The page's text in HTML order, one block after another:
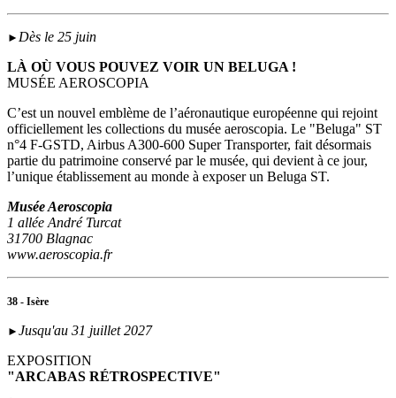
► Dès le 25 juin
LÀ OÙ VOUS POUVEZ VOIR UN BELUGA !
MUSÉE AEROSCOPIA
C’est un nouvel emblème de l’aéronautique européenne qui rejoint
officiellement les collections du musée aeroscopia. Le "Beluga" ST
n°4 F-GSTD, Airbus A300-600 Super Transporter, fait désormais
partie du patrimoine conservé par le musée, qui devient à ce jour,
l’unique établissement au monde à exposer un Beluga ST.
Musée Aeroscopia
1 allée André Turcat
31700 Blagnac
www.aeroscopia.fr
38 - Isère
► Jusqu'au 31 juillet 2027
EXPOSITION
"ARCABAS RÉTROSPECTIVE"